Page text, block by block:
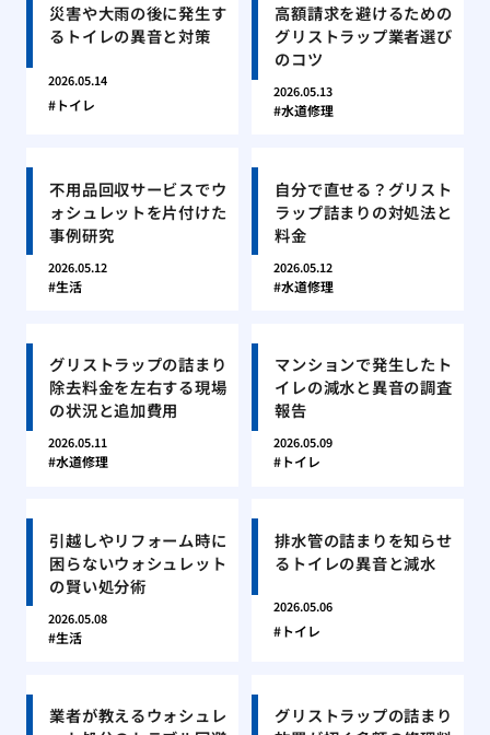
災害や大雨の後に発生す
るトイレの異音と対策
2026.05.14
トイレ
高額請求を避けるための
グリストラップ業者選び
のコツ
2026.05.13
水道修理
不用品回収サービスでウ
ォシュレットを片付けた
事例研究
2026.05.12
生活
自分で直せる？グリスト
ラップ詰まりの対処法と
料金
2026.05.12
水道修理
グリストラップの詰まり
除去料金を左右する現場
の状況と追加費用
2026.05.11
水道修理
マンションで発生したト
イレの減水と異音の調査
報告
2026.05.09
トイレ
引越しやリフォーム時に
困らないウォシュレット
の賢い処分術
2026.05.08
生活
排水管の詰まりを知らせ
るトイレの異音と減水
2026.05.06
トイレ
業者が教えるウォシュレ
グリストラップの詰まり